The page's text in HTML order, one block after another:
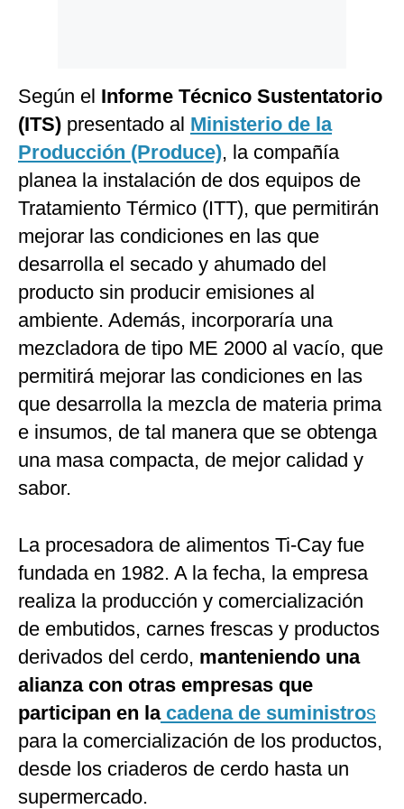
Según el Informe Técnico Sustentatorio
(ITS) presentado al Ministerio de la
Producción (Produce), la compañía
planea la instalación de dos equipos de
Tratamiento Térmico (ITT), que permitirán
mejorar las condiciones en las que
desarrolla el secado y ahumado del
producto sin producir emisiones al
ambiente. Además, incorporaría una
mezcladora de tipo ME 2000 al vacío, que
permitirá mejorar las condiciones en las
que desarrolla la mezcla de materia prima
e insumos, de tal manera que se obtenga
una masa compacta, de mejor calidad y
sabor.
La procesadora de alimentos Ti-Cay fue
fundada en 1982. A la fecha, la empresa
realiza la producción y comercialización
de embutidos, carnes frescas y productos
derivados del cerdo, manteniendo una
alianza con otras empresas que
participan en lacadena de suministros
para la comercialización de los productos,
desde los criaderos de cerdo hasta un
supermercado.